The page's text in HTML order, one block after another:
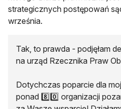
strategicznych postępowań
września.
Tak, to prawda - podjęłam
na urząd Rzecznika Praw
Dotychczas poparcie dla
ponad 8️⃣0️⃣ organizacji